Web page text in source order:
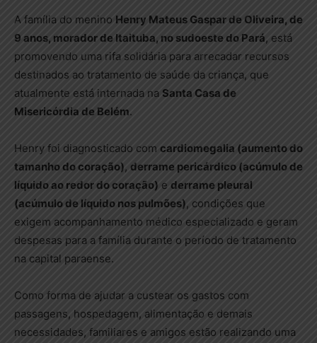
A família do menino Henry Mateus Gaspar de Oliveira, de
9 anos, morador de Itaituba, no sudoeste do Pará, está
promovendo uma rifa solidária para arrecadar recursos
destinados ao tratamento de saúde da criança, que
atualmente está internada na Santa Casa de
Misericórdia de Belém.
Henry foi diagnosticado com cardiomegalia (aumento do
tamanho do coração), derrame pericárdico (acúmulo de
líquido ao redor do coração) e derrame pleural
(acúmulo de líquido nos pulmões), condições que
exigem acompanhamento médico especializado e geram
despesas para a família durante o período de tratamento
na capital paraense.
Como forma de ajudar a custear os gastos com
passagens, hospedagem, alimentação e demais
necessidades, familiares e amigos estão realizando uma